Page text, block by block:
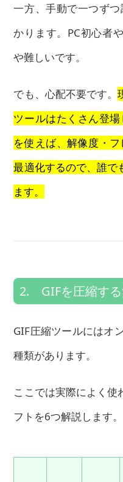
一方、手動で一つず
かります。PC初心者
や難しいです。
でも、心配不要です。
ツールはたくさん登
を使えば、解像度・
最適化するので、誰で
ます。
2. GIFを圧縮する
GIF圧縮ツールにはオ
種類があります。
ここでは実際によく使
フトを6つ解説します。